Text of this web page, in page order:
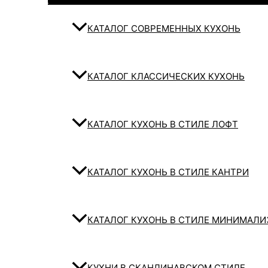
КАТАЛОГ СОВРЕМЕННЫХ КУХОНЬ
КАТАЛОГ КЛАССИЧЕСКИХ КУХОНЬ
КАТАЛОГ КУХОНЬ В СТИЛЕ ЛОФТ
КАТАЛОГ КУХОНЬ В СТИЛЕ КАНТРИ
КАТАЛОГ КУХОНЬ В СТИЛЕ